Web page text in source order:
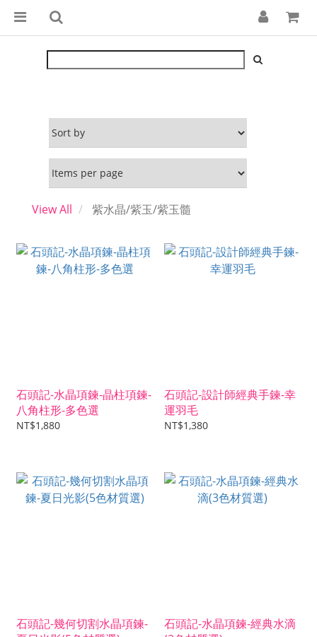
View All 紫水晶/紫玉/紫玉髓
石頭記-水晶項鍊-晶柱項鍊-
八角柱形-多色選
NT$1,880
石頭記-設計師經典手鍊-幸
運羽毛
NT$1,380
石頭記-幾何切割水晶項鍊-
石頭記-水晶項鍊-經典水滴